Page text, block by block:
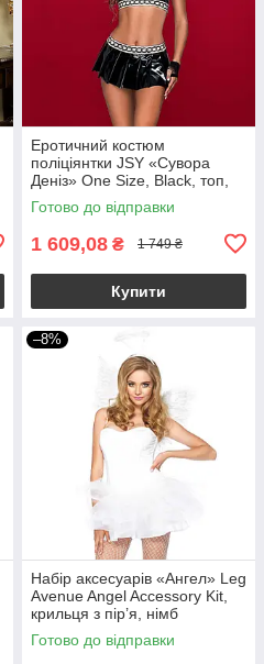
Еротичний костюм
поліціянтки JSY «Сувора
Деніз» One Size, Black, топ,
спідниця, рукавички, кашкет
Готово до відправки
1 609,08 ₴ 1 749 ₴
Купити
–8%
Набір аксесуарів «Ангел» Leg
Avenue Angel Accessory Kit,
крильця з пір’я, німб
Готово до відправки